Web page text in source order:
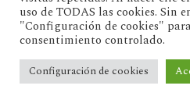
uso de TODAS las cookies. Sin
"Configuración de cookies"
consentimiento controlado.
Configuración de cookies